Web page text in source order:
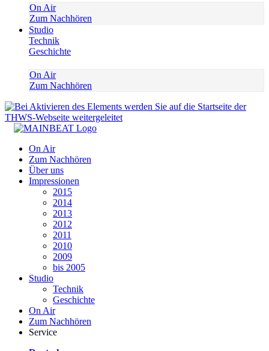
On Air
Zum Nachhören
Studio
Technik
Geschichte
On Air
Zum Nachhören
On Air
Zum Nachhören
Über uns
Impressionen
2015
2014
2013
2012
2011
2010
2009
bis 2005
Studio
Technik
Geschichte
On Air
Zum Nachhören
Service